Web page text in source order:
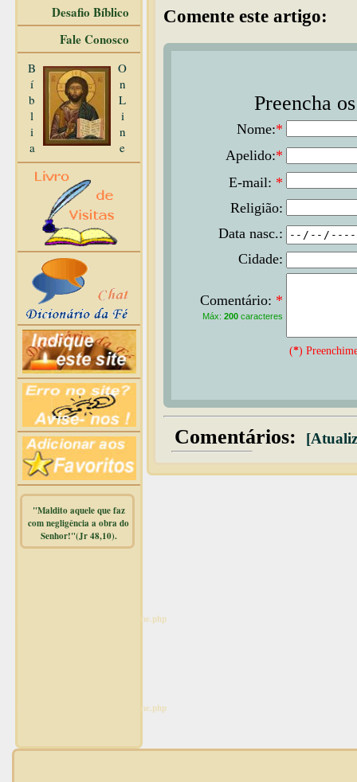
Desafio Bíblico
Fale Conosco
B
í
b
l
i
a
O
n
L
i
n
e
"Maldito aquele que faz
com negligência a obra do
Senhor!"(Jr 48,10).
/home/dicionar/public_html/online.php
/home/dicionar/public_html/online.php
Comente este artigo:
Preencha
Nome:*
Apelido:*
E-mail: *
Religião:
Data nasc.:
Cidade:
Comentário: *
Máx: 200 caracteres
(*)
Comentários: